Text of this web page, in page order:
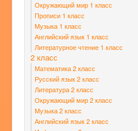
Окружающий мир 1 класс
Прописи 1 класс
Музыка 1 класс
Английский язык 1 класс
Литературное чтение 1 класс
2 класс
Математика 2 класс
Русский язык 2 класс
Литература 2 класс
Окружающий мир 2 класс
Музыка 2 класс
Английский язык 2 класс